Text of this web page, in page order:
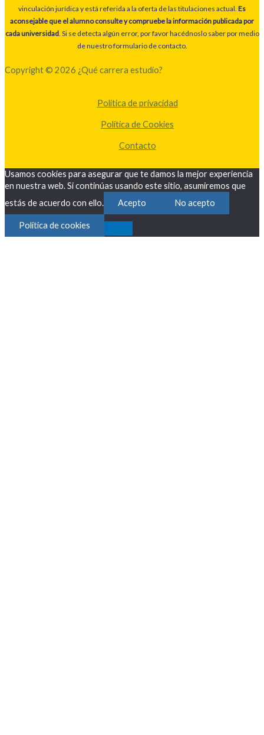
vinculación jurídica y está referida a la oferta de las titulaciones actual. Es
aconsejable que el alumno consulte y compruebe la información publicada por
cada universidad. Si se detecta algún error, por favor hacédnoslo saber por medio
de nuestro formulario de contacto.
Copyright © 2026 ¿Qué carrera estudio?
Política de privacidad
Política de Cookies
Contacto
Usamos cookies para asegurar que te damos la mejor experiencia
en nuestra web. Si continúas usando este sitio, asumiremos que
estás de acuerdo con ello.
Acepto No acepto
Política de cookies